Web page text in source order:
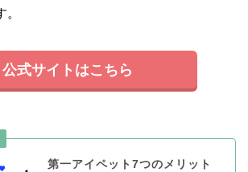
公式サイトはこちら
第一アイペット7つのメリット